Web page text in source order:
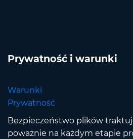
Prywatność i warunki
Warunki
Prywatność
Bezpieczeństwo plików
poważnie na każdym etapie